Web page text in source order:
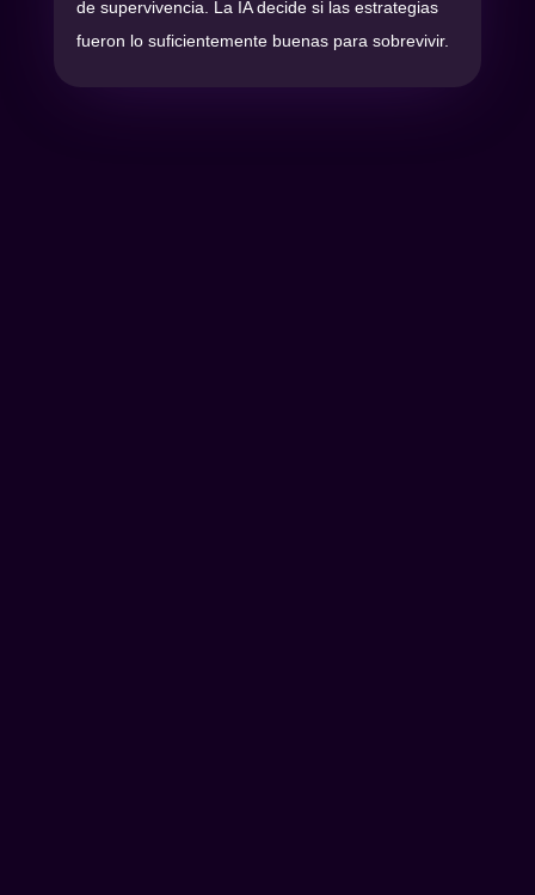
de supervivencia. La IA decide si las estrategias
fueron lo suficientemente buenas para sobrevivir.